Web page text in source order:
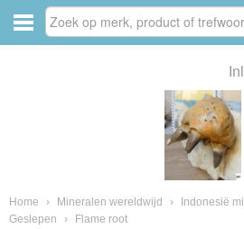
Home › Mineralen wereldwijd › Indonesië
Geslepen
› Flame root
van fossielen en mineralen